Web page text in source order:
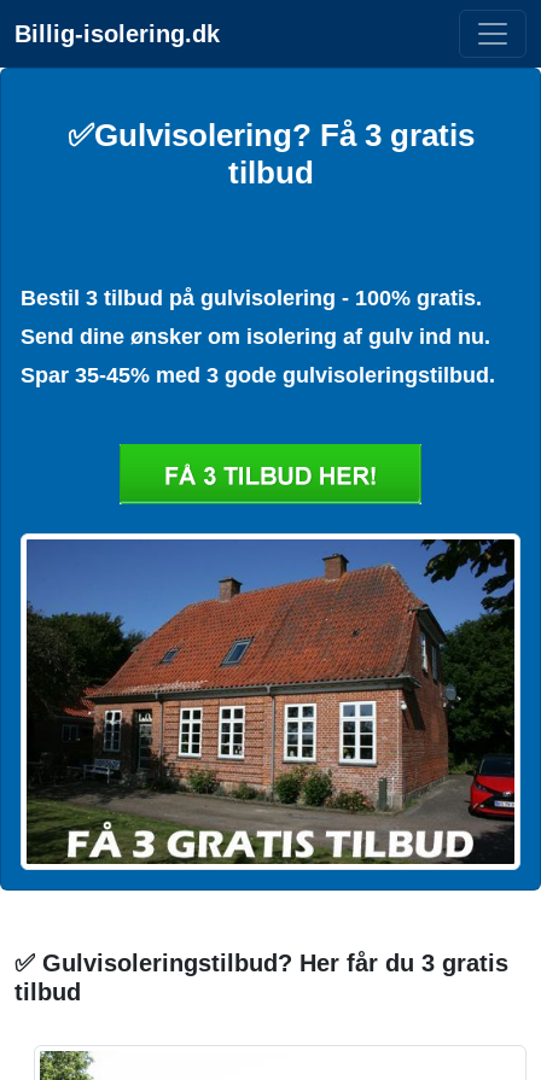
Billig-isolering.dk
✅Gulvisolering? Få 3 gratis
tilbud
Bestil 3 tilbud på gulvisolering - 100% gratis.
Send dine ønsker om isolering af gulv ind nu.
Spar 35-45% med 3 gode gulvisoleringstilbud.
✅ Gulvisoleringstilbud? Her får du 3 gratis
tilbud